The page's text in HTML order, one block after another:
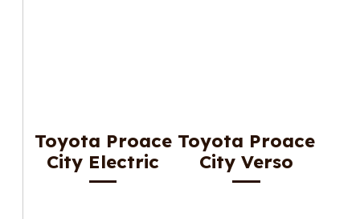
Toyota Proace
City Electric
Toyota Proace
City Verso